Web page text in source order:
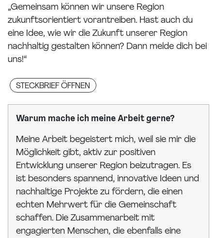
„Gemeinsam können wir unsere Region
zukunftsorientiert vorantreiben. Hast auch du
eine Idee, wie wir die Zukunft unserer Region
nachhaltig gestalten können? Dann melde dich bei
uns!“
STECKBRIEF ÖFFNEN
Warum mache ich meine Arbeit gerne?
Meine Arbeit begeistert mich, weil sie mir die
Möglichkeit gibt, aktiv zur positiven
Entwicklung unserer Region beizutragen. Es
ist besonders spannend, innovative Ideen und
nachhaltige Projekte zu fördern, die einen
echten Mehrwert für die Gemeinschaft
schaffen. Die Zusammenarbeit mit
engagierten Menschen, die ebenfalls eine